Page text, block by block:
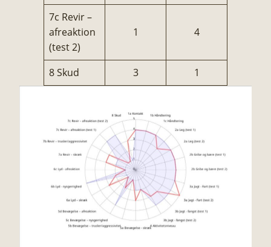
7c Revir –
afreaktion
(test 2)
1 4
8 Skud 3 1